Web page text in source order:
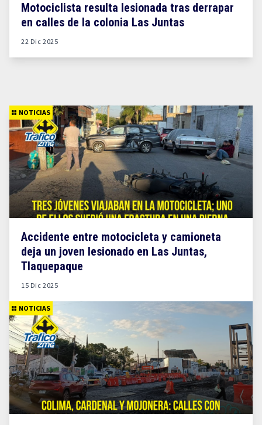
Motociclista resulta lesionada tras derrapar
en calles de la colonia Las Juntas
22 Dic 2025
NOTICIAS
Accidente entre motocicleta y camioneta
deja un joven lesionado en Las Juntas,
Tlaquepaque
15 Dic 2025
NOTICIAS